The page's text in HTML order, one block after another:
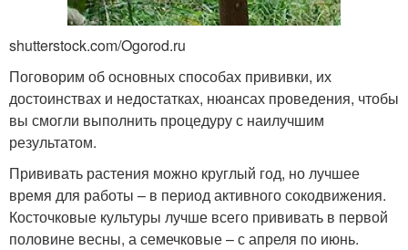
shutterstock.com/Ogorod.ru
Поговорим об основных способах прививки, их
достоинствах и недостатках, нюансах проведения, чтобы
вы смогли выполнить процедуру с наилучшим
результатом.
Прививать растения можно круглый год, но лучшее
время для работы – в период активного сокодвижения.
Косточковые культуры лучше всего прививать в первой
половине весны, а семечковые – с апреля по июнь.